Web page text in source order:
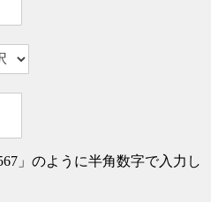
」のように半角数字で入力し